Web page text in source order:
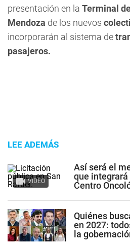
presentación en la Terminal
Mendoza de los nuevos
incorporarán al sistema de
pasajeros.
LEE ADEMÁS
VIDEO
Así será el
que
Centro
Quiénes
en 2027:
la